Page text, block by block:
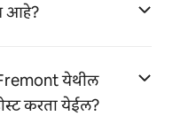
आहे?
येथील
करता येईल?